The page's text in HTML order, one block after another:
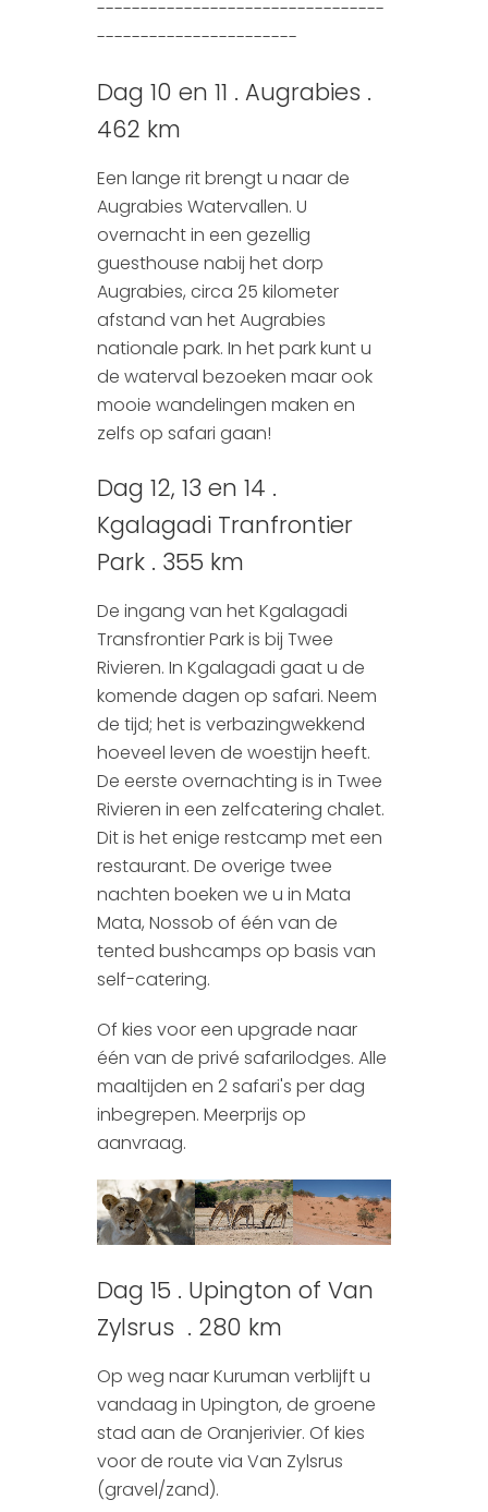
---------------------------------
-----------------------
Dag 10 en 11 . Augrabies .
462 km
Een lange rit brengt u naar de
Augrabies Watervallen. U
overnacht in een gezellig
guesthouse nabij het dorp
Augrabies, circa 25 kilometer
afstand van het Augrabies
nationale park. In het park kunt u
de waterval bezoeken maar ook
mooie wandelingen maken en
zelfs op safari gaan!
Dag 12, 13 en 14 .
Kgalagadi Tranfrontier
Park . 355 km
De ingang van het Kgalagadi
Transfrontier Park is bij Twee
Rivieren. In Kgalagadi gaat u de
komende dagen op safari. Neem
de tijd; het is verbazingwekkend
hoeveel leven de woestijn heeft.
De eerste overnachting is in Twee
Rivieren in een zelfcatering chalet.
Dit is het enige restcamp met een
restaurant. De overige twee
nachten boeken we u in Mata
Mata, Nossob of één van de
tented bushcamps op basis van
self-catering.
Of kies voor een upgrade naar
één van de privé safarilodges. Alle
maaltijden en 2 safari's per dag
inbegrepen. Meerprijs op
aanvraag.
Dag 15 . Upington of Van
Zylsrus . 280 km
Op weg naar Kuruman verblijft u
vandaag in Upington, de groene
stad aan de Oranjerivier. Of kies
voor de route via Van Zylsrus
(gravel/zand).